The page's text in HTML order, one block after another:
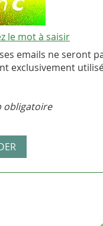
le mot à saisir
emails ne seront
exclusivement
obligatoire